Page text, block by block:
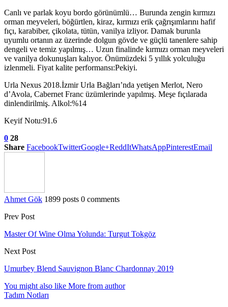
Canlı ve parlak koyu bordo görünümlü… Burunda zengin kırmızı
orman meyveleri, böğürtlen, kiraz, kırmızı erik çağrışımlarını hafif
fıçı, karabiber, çikolata, tütün, vanilya izliyor. Damak burunla
uyumlu ortanın az üzerinde dolgun gövde ve güçlü tanenlere sahip
dengeli ve temiz yapılmış… Uzun finalinde kırmızı orman meyveleri
ve vanilya dokunuşları kalıyor. Önümüzdeki 5 yıllık yolculuğu
izlenmeli. Fiyat kalite performansı:Pekiyi.
Urla Nexus 2018.İzmir Urla Bağları’nda yetişen Merlot, Nero
d’Avola, Cabernet Franc üzümlerinde yapılmış. Meşe fıçılarada
dinlendirilmiş. Alkol:%14
Keyif Notu:91.6
0 28
Share FacebookTwitterGoogle+ReddItWhatsAppPinterestEmail
Ahmet Gök 1899 posts 0 comments
Prev Post
Master Of Wine Olma Yolunda: Turgut Tokgöz
Next Post
Umurbey Blend Sauvignon Blanc Chardonnay 2019
You might also like More from author
Tadım Notları